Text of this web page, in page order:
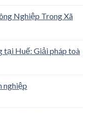
Nghiệp Trong Xã
tại Huế: Giải pháp toà
nghiệp